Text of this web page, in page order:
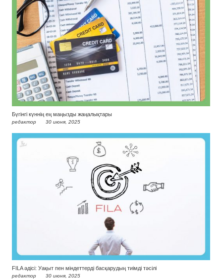
Бүгінгі күннің ең маңызды жаңалықтары
редактор 30 июня, 2025
FILA әдісі: Уақыт пен міндеттерді басқарудың тиімді тәсілі
редактор 30 июня, 2025